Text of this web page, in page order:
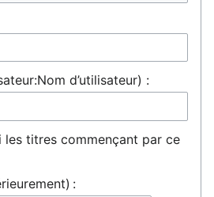
d’utilisateur) :
les titres commençant par ce
: